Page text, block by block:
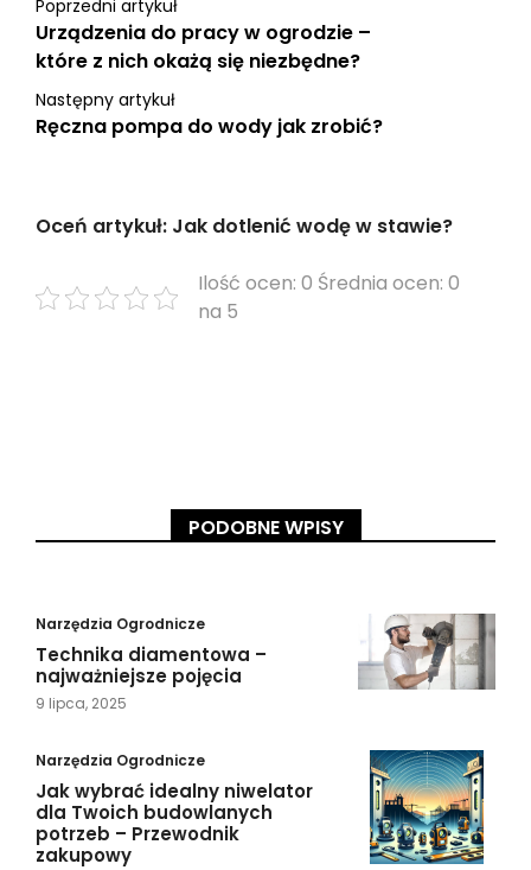
Poprzedni artykuł
Urządzenia do pracy w ogrodzie –
które z nich okażą się niezbędne?
Następny artykuł
Ręczna pompa do wody jak zrobić?
Oceń artykuł: Jak dotlenić wodę w stawie?
Ilość ocen: 0 Średnia ocen: 0
na 5
PODOBNE WPISY
Narzędzia Ogrodnicze
​Technika diamentowa –
najważniejsze pojęcia
9 lipca, 2025
Narzędzia Ogrodnicze
Jak wybrać idealny niwelator
dla Twoich budowlanych
potrzeb – Przewodnik
zakupowy